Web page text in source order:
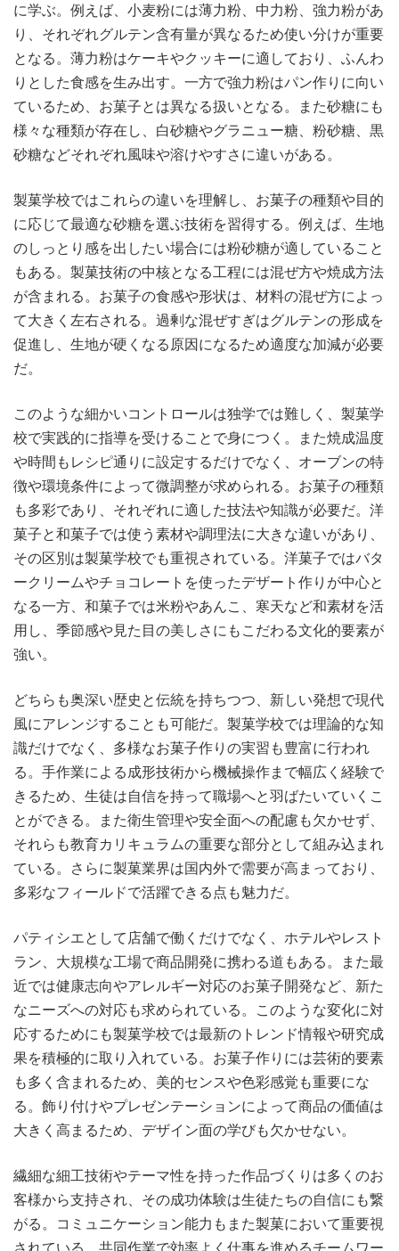
に学ぶ。例えば、小麦粉には薄力粉、中力粉、強力粉があ
り、それぞれグルテン含有量が異なるため使い分けが重要
となる。薄力粉はケーキやクッキーに適しており、ふんわ
りとした食感を生み出す。一方で強力粉はパン作りに向い
ているため、お菓子とは異なる扱いとなる。また砂糖にも
様々な種類が存在し、白砂糖やグラニュー糖、粉砂糖、黒
砂糖などそれぞれ風味や溶けやすさに違いがある。
製菓学校ではこれらの違いを理解し、お菓子の種類や目的
に応じて最適な砂糖を選ぶ技術を習得する。例えば、生地
のしっとり感を出したい場合には粉砂糖が適していること
もある。製菓技術の中核となる工程には混ぜ方や焼成方法
が含まれる。お菓子の食感や形状は、材料の混ぜ方によっ
て大きく左右される。過剰な混ぜすぎはグルテンの形成を
促進し、生地が硬くなる原因になるため適度な加減が必要
だ。
このような細かいコントロールは独学では難しく、製菓学
校で実践的に指導を受けることで身につく。また焼成温度
や時間もレシピ通りに設定するだけでなく、オーブンの特
徴や環境条件によって微調整が求められる。お菓子の種類
も多彩であり、それぞれに適した技法や知識が必要だ。洋
菓子と和菓子では使う素材や調理法に大きな違いがあり、
その区別は製菓学校でも重視されている。洋菓子ではバタ
ークリームやチョコレートを使ったデザート作りが中心と
なる一方、和菓子では米粉やあんこ、寒天など和素材を活
用し、季節感や見た目の美しさにもこだわる文化的要素が
強い。
どちらも奥深い歴史と伝統を持ちつつ、新しい発想で現代
風にアレンジすることも可能だ。製菓学校では理論的な知
識だけでなく、多様なお菓子作りの実習も豊富に行われ
る。手作業による成形技術から機械操作まで幅広く経験で
きるため、生徒は自信を持って職場へと羽ばたいていくこ
とができる。また衛生管理や安全面への配慮も欠かせず、
それらも教育カリキュラムの重要な部分として組み込まれ
ている。さらに製菓業界は国内外で需要が高まっており、
多彩なフィールドで活躍できる点も魅力だ。
パティシエとして店舗で働くだけでなく、ホテルやレスト
ラン、大規模な工場で商品開発に携わる道もある。また最
近では健康志向やアレルギー対応のお菓子開発など、新た
なニーズへの対応も求められている。このような変化に対
応するためにも製菓学校では最新のトレンド情報や研究成
果を積極的に取り入れている。お菓子作りには芸術的要素
も多く含まれるため、美的センスや色彩感覚も重要にな
る。飾り付けやプレゼンテーションによって商品の価値は
大きく高まるため、デザイン面の学びも欠かせない。
繊細な細工技術やテーマ性を持った作品づくりは多くのお
客様から支持され、その成功体験は生徒たちの自信にも繋
がる。コミュニケーション能力もまた製菓において重要視